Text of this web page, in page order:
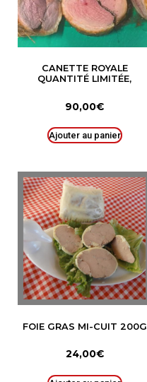
CANETTE ROYALE
QUANTITÉ LIMITÉE,
90,00€
Ajouter au panier
FOIE GRAS MI-CUIT 200G
24,00€